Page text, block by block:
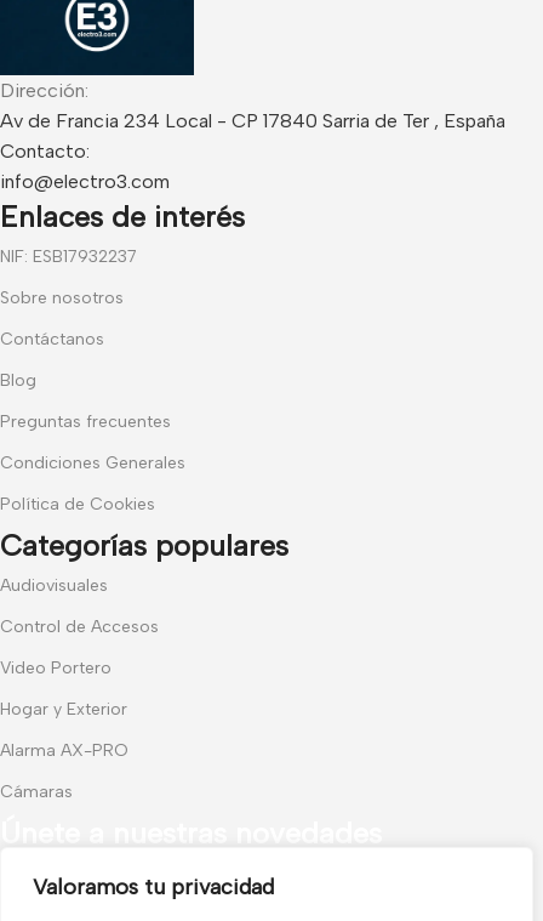
Valoramos tu privacidad
Dirección:
Av de Francia 234 Local - CP 17840 Sarria de Ter , España
Contacto:
info@electro3.com
Enlaces de interés
NIF: ESB17932237
Sobre nosotros
Contáctanos
Blog
Preguntas frecuentes
Condiciones Generales
Política de Cookies
Categorías populares
Audiovisuales
Control de Accesos
Video Portero
Hogar y Exterior
Alarma AX-PRO
Cámaras
Recibe las últimas novedades y promociones.